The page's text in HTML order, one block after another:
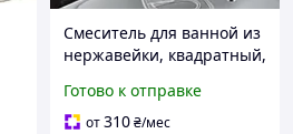
Смеситель для ванной из
нержавейки, квадратный,
излив Комплект
Качественный
Готово к отправке
от310₴/мес